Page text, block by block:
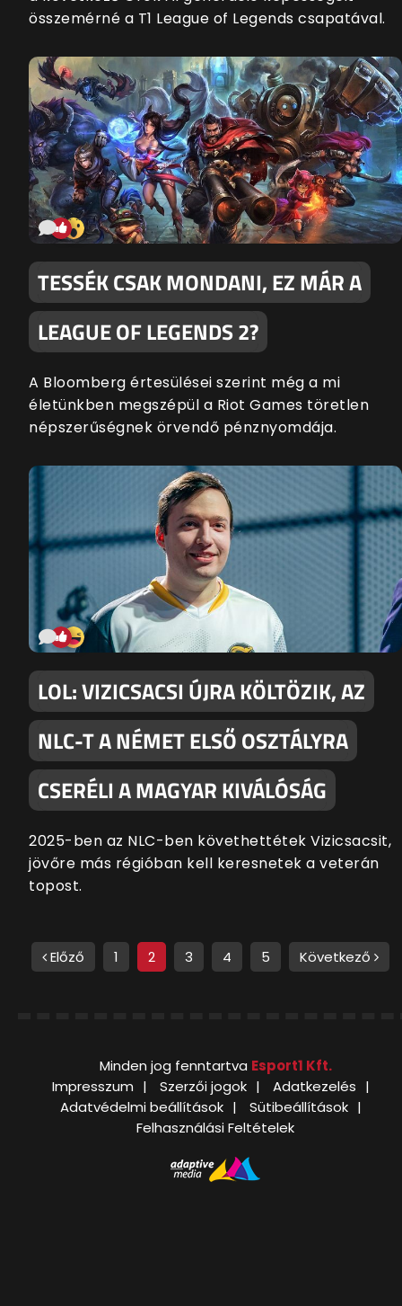
összemérné a T1 League of Legends csapatával.
TESSÉK CSAK MONDANI, EZ MÁR A
LEAGUE OF LEGENDS 2?
A Bloomberg értesülései szerint még a mi
életünkben megszépül a Riot Games töretlen
népszerűségnek örvendő pénznyomdája.
LOL: VIZICSACSI ÚJRA KÖLTÖZIK, AZ
NLC-T A NÉMET ELSŐ OSZTÁLYRA
CSERÉLI A MAGYAR KIVÁLÓSÁG
2025-ben az NLC-ben követhettétek Vizicsacsit,
jövőre más régióban kell keresnetek a veterán
topost.
Előző 1 2 3 4 5 Következő
Minden jog fenntartva Esport1 Kft.
Impresszum
Szerzői jogok
Adatkezelés
Adatvédelmi beállítások
Sütibeállítások
Felhasználási Feltételek